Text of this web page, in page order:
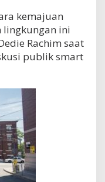
kemajuan
lingkungan ini
Rachim saat
publik smart